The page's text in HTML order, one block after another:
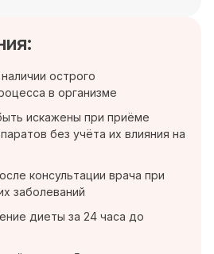
острого
в организме
искажены при приёме
без учёта их влияния на
консультации врача при
заболеваний
диеты за 24 часа до